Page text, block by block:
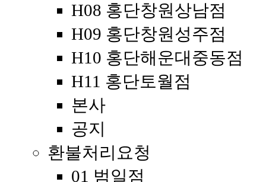
H08 홍단창원상남점
H09 홍단창원성주점
H10 홍단해운대중동점
H11 홍단토월점
본사
공지
환불처리요청
01 범일점